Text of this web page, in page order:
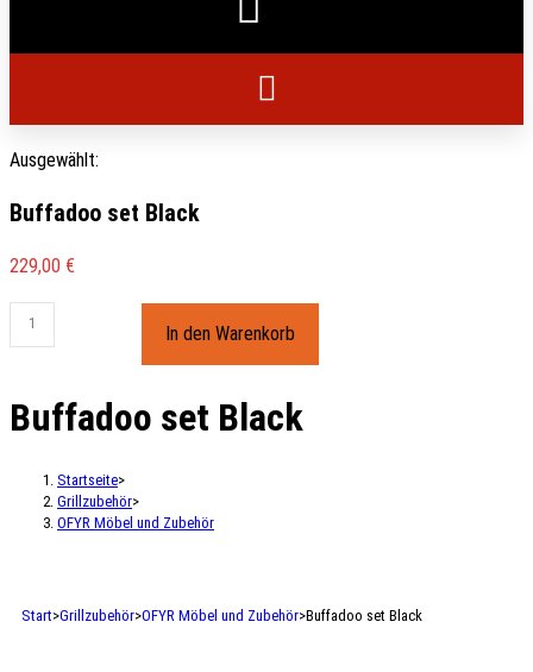
Ausgewählt:
Buffadoo set Black
229,00 €
In den Warenkorb
Buffadoo set Black
Startseite>
Grillzubehör>
OFYR Möbel und Zubehör
Start>Grillzubehör>OFYR Möbel und Zubehör>Buffadoo set Black